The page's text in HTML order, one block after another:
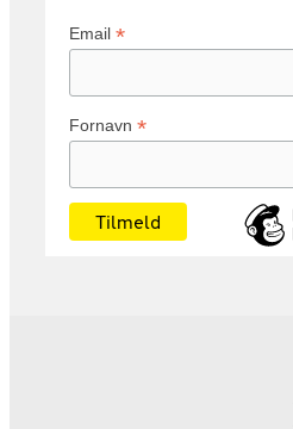
Email *
Fornavn *